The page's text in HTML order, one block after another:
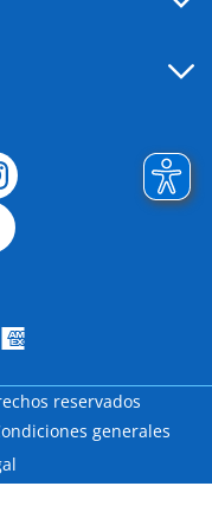
reservados
generales